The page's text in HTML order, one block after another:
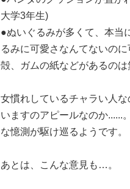
大学3年生)
●ぬいぐるみが多くて、本当
るみに可愛さなんてないの
殻、ガムの紙などがあるの
女慣れしているチャラい人
いますのアピールなのか......
な憶測が駆け巡るようです。
あとは、こんな意見も…。